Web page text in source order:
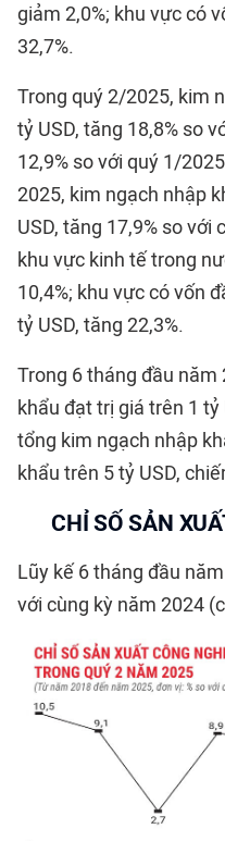
giảm 2,0%; khu vực có
32,7%.
Trong quý 2/2025, kim
tỷ USD, tăng 18,8% so
12,9% so với quý 1/
2025, kim ngạch nhập
USD, tăng 17,9% so
khu vực kinh tế trong
10,4%; khu vực có vốn
tỷ USD, tăng 22,3%.
Trong 6 tháng đầu
khẩu đạt trị giá trên 1 tỷ
tổng kim ngạch nhập
khẩu trên 5 tỷ USD,
CHỈ SỐ SẢN
Lũy kế 6 tháng đầu
với cùng kỳ năm 2024